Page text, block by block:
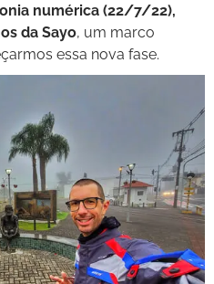
numérica (22/7/22),
da Sayo, um marco
essa nova fase.